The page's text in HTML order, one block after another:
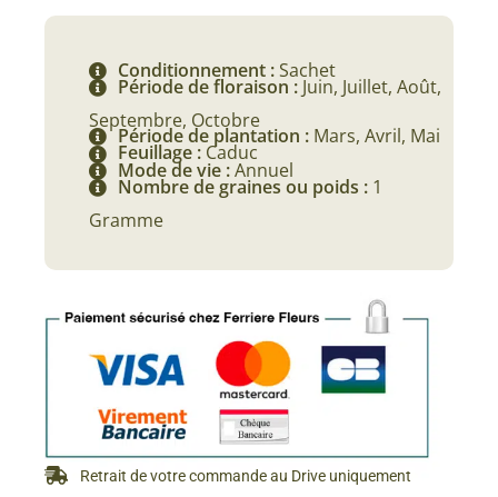
Conditionnement :Sachet
Période de floraison : Juin, Juillet, Août,
Septembre, Octobre
Période de plantation : Mars, Avril, Mai
Feuillage : Caduc
Mode de vie :Annuel
Nombre de graines ou poids : 1
Gramme
Retrait de votre commande au Drive uniquement